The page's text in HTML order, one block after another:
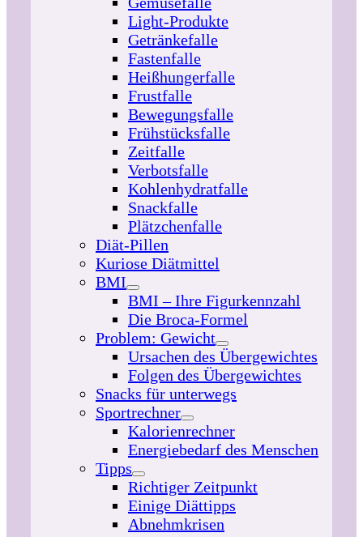
Light-Produkte
Getränkefalle
Fastenfalle
Heißhungerfalle
Frustfalle
Bewegungsfalle
Frühstücksfalle
Zeitfalle
Verbotsfalle
Kohlenhydratfalle
Snackfalle
Plätzchenfalle
Diät-Pillen
Kuriose Diätmittel
BMI
BMI – Ihre Figurkennzahl
Die Broca-Formel
Problem: Gewicht
Ursachen des Übergewichtes
Folgen des Übergewichtes
Snacks für unterwegs
Sportrechner
Kalorienrechner
Energiebedarf des Menschen
Tipps
Richtiger Zeitpunkt
Einige Diättipps
Abnehmkrisen